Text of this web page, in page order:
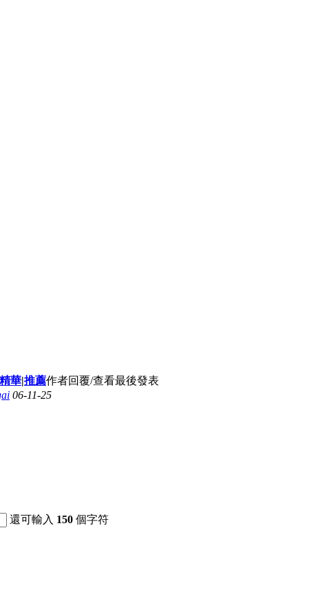
精華|推薦作者回覆/查看最後發表
06-11-25
還可輸入 150 個字符